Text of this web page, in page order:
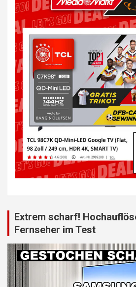
Extrem scharf!
Fernseher im Test